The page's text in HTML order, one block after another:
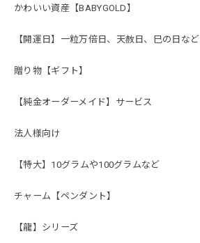
かわいい資産【BABYGOLD】
【開運日】一粒万倍日、天赦日、巳の日など
贈り物【ギフト】
【純金オーダーメイド】サービス
法人様向け
【特大】10グラムや100グラムなど
チャーム【ペンダント】
【龍】シリーズ